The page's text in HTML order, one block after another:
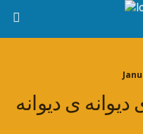
ی دیوانه